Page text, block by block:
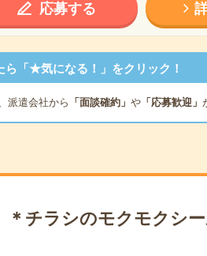
応募する
ら「★気になる！」をクリック！
派遣会社から 「面談確約」 や「応募歓迎」
＊チラシのモクモクシ